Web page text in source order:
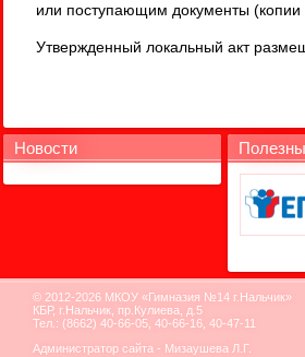
или поступающим документы (копии
Утвержденный локальный акт
Новости
© 2012-2026 МКОУ «Гимназия №14 г.Нальчик»
КБР, г.Нальчик, пр.Кулиева, д.5
Тел.: (8662) 40-66-05, 40-66-16, 40-47-11
Администратор сайта - Мизаушева Л.Г.